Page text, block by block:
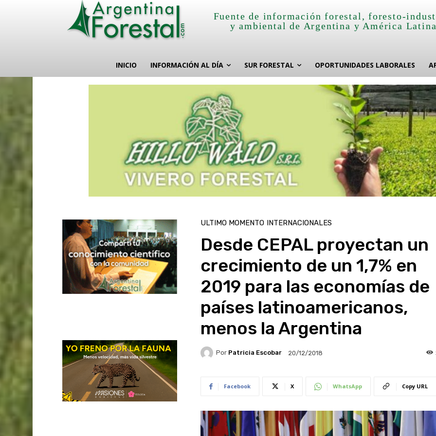
Fuente de información forestal, foresto-
y ambiental de Argentina y América
INICIO INFORMACIÓN AL DÍA SUR FORESTAL OPORTUNIDADES LABORALES
ULTIMO MOMENTO INTERNACIONALES
Desde CEPAL proyectan un
crecimiento de un 1,7% en
2019 para las economías de
países latinoamericanos,
menos la Argentina
Por Patricia Escobar 20/12/2018
Facebook X WhatsApp Copy URL